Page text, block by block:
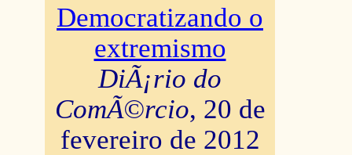
Democratizando o
extremismo
DiÃ¡rio do
ComÃ©rcio, 20 de
fevereiro de 2012